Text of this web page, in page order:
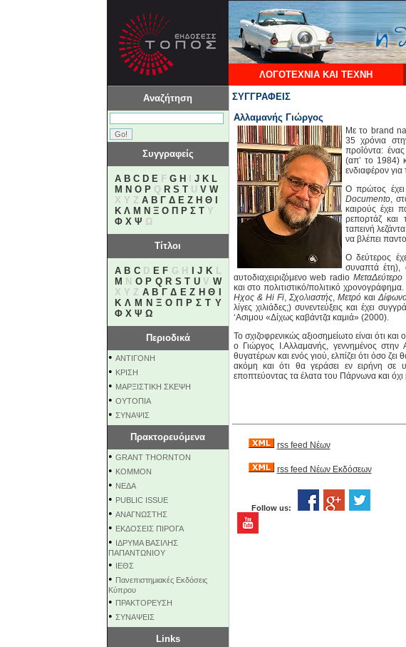
ΛΟΓΟΤΕΧΝΙΑ ΚΑΙ ΤΕΧΝΗ
Αναζήτηση
Συγγραφείς
A B C D EF G H J K L
M N O PQ R S TU V W
X Y Z Α Β Γ Δ Ε Ζ Η Θ
Κ Λ Μ Ν Ξ Ο Π Ρ Σ ΤΥ
Φ Χ Ψ Ω
Τίτλοι
A B CD E F G H J KL
M N O P Q R S T UV W
X Y Z Α Β Γ Δ Ε Ζ Η Θ
Κ Λ Μ Ν Ξ Ο Π Ρ Σ Τ Υ
Φ Χ Ψ Ω
Περιοδικά
• ΑΝΤΙΓΟΝΗ
• ΚΡΙΣΗ
• ΜΑΡΞΙΣΤΙΚΗ ΣΚΕΨΗ
• ΟΥΤΟΠΙΑ
• ΣΥΝΑΨΙΣ
Πρακτορευόμενα
• GRANT THORNTON
• KOMMON
• NEΔΑ
• PUBLIC ISSUE
• ΑΝΑΓΝΩΣΤΗΣ
• ΕΚΔΟΣΕΙΣ ΠΙΡΟΓΑ
• ΙΔΡΥΜΑ ΒΑΣΙΛΗΣ
ΠΑΠΑΝΤΩΝΙΟΥ
• ΙΕΘΣ
• Πανεπιστημιακές Εκδόσεις
Κύπρου
• ΠΡΑΚΤΟΡΕΥΣΗ
• ΣΥΝΑΨΕΙΣ
Links
ΣΥΓΓΡΑΦΕΙΣ
Αλλαμανής Γιώργος
Με το brand
35 χρόνια
προΐόντα:
(απ’ το 1984)
ενδιαφέρον για
Ο πρώτος έχει
Documento,
καιρούς έχει
ρεπορτάζ και
ταπεινή
να βλέπει
Ο δεύτερος
συναπτά έτη),
αυτοδιαχειριζόμενο web radio ΜεταΔεύτερο
και στο πολιτιστικό/πολιτικό
Ηχος & Hi Fi,Σχολιαστής,Μετρό και
λίγες χιλιάδες;) συνεντεύξεις και έχει
‘Ασιμου «Δίχως καβάντζα καμιά» (2000).
Το σχιζοφρενικώς αξιοσημείωτο είναι ότι
ο Γιώργος Ι.Αλλαμανής, γεννημένος
θυγατέρων και ενός γιού, ελπίζει ότι όσο
ακόμη και ότι θα γεράσει εν ειρήνη σε
εποπτεύοντας τα έλατα του Πάρνωνα και όχι
rss feed Νέων
rss feed Νέων Εκδόσεων
Follow us: